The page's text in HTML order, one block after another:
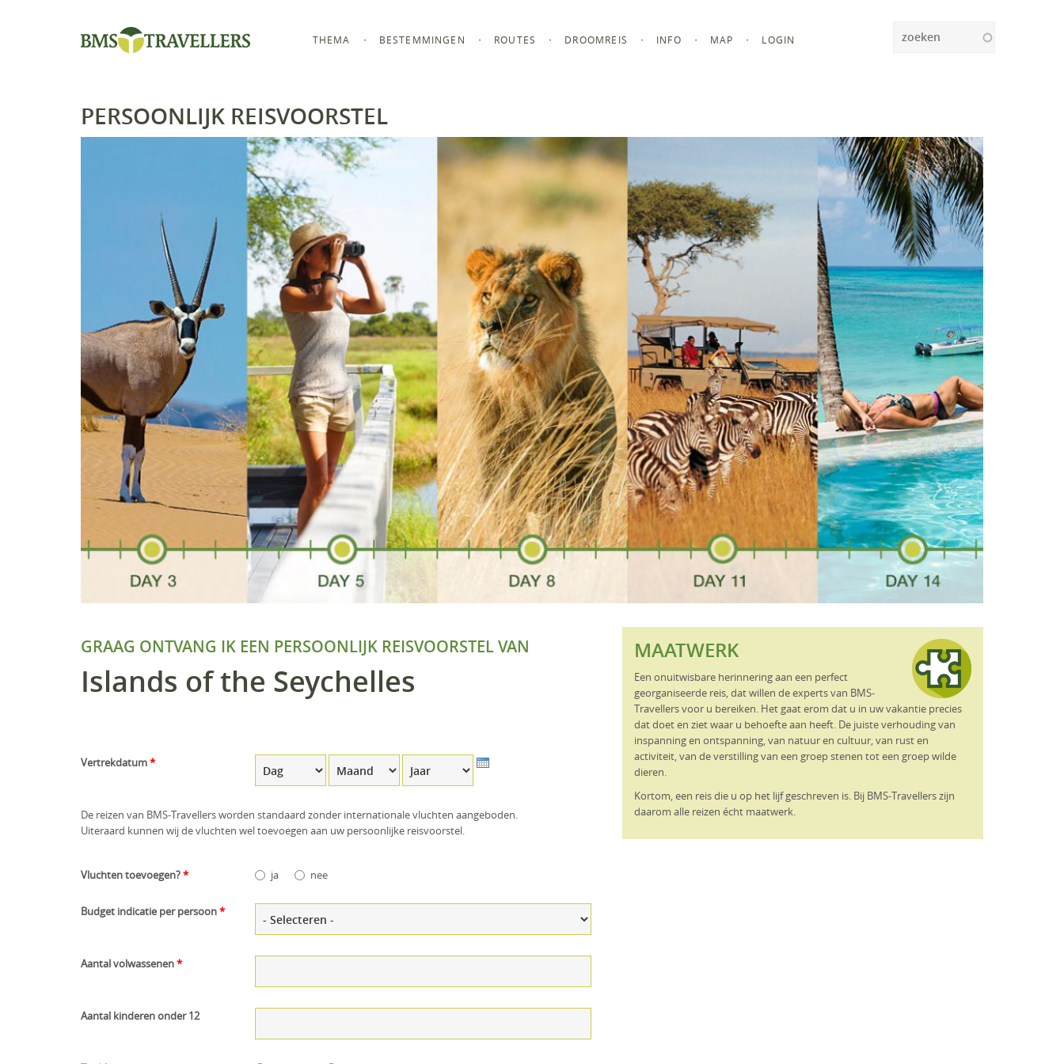
THEMA BESTEMMINGEN ROUTES DROOMREIS INFO MAP LOGIN
Zoeken
PERSOONLIJK REISVOORSTEL
GRAAG ONTVANG IK EEN PERSOONLIJK REISVOORSTEL VAN
Islands of the Seychelles
Vertrekdatum*
De reizen van BMS-Travellers worden standaard zonder internationale vluchten aangeboden.
Uiteraard kunnen wij de vluchten wel toevoegen aan uw persoonlijke reisvoorstel.
Vluchten toevoegen?* ja nee
Budget indicatie per persoon*
Aantal volwassenen*
Aantal kinderen onder 12
MAATWERK
Een onuitwisbare herinnering aan een perfect
georganiseerde reis, dat willen de experts van BMS-
Travellers voor u bereiken. Het gaat erom dat u in uw vakantie precies
dat doet en ziet waar u behoefte aan heeft. De juiste verhouding van
inspanning en ontspanning, van natuur en cultuur, van rust en
activiteit, van de verstilling van een groep stenen tot een groep wilde
dieren.
Kortom, een reis die u op het lijf geschreven is. Bij BMS-Travellers zijn
daarom alle reizen écht maatwerk.